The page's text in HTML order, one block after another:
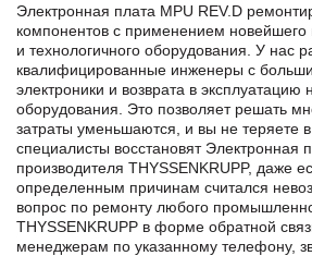
Электронная плата MPU REV.D
компонентов с применением новейшего
и технологичного оборудования. У нас
квалифицированные инженеры с
электроники и возврата в эксплуатацию
оборудования. Это позволяет решать
затраты уменьшаются, и вы не теряете
специалисты восстановят Электронная
производителя THYSSENKRUPP, даже
определенным причинам считался
вопрос по ремонту любого
THYSSENKRUPP в формe обратной
менеджерам по указанному телефону,